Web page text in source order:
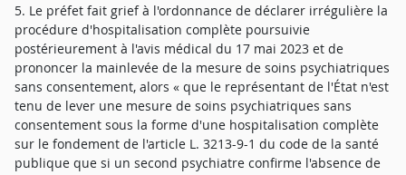
5. Le préfet fait grief à l'ordonnance de déclarer irrégulière la
procédure d'hospitalisation complète poursuivie
postérieurement à l'avis médical du 17 mai 2023 et de
prononcer la mainlevée de la mesure de soins psychiatriques
sans consentement, alors « que le représentant de l'État n'est
tenu de lever une mesure de soins psychiatriques sans
consentement sous la forme d'une hospitalisation complète
sur le fondement de l'article L. 3213-9-1 du code de la santé
publique que si un second psychiatre confirme l'absence de